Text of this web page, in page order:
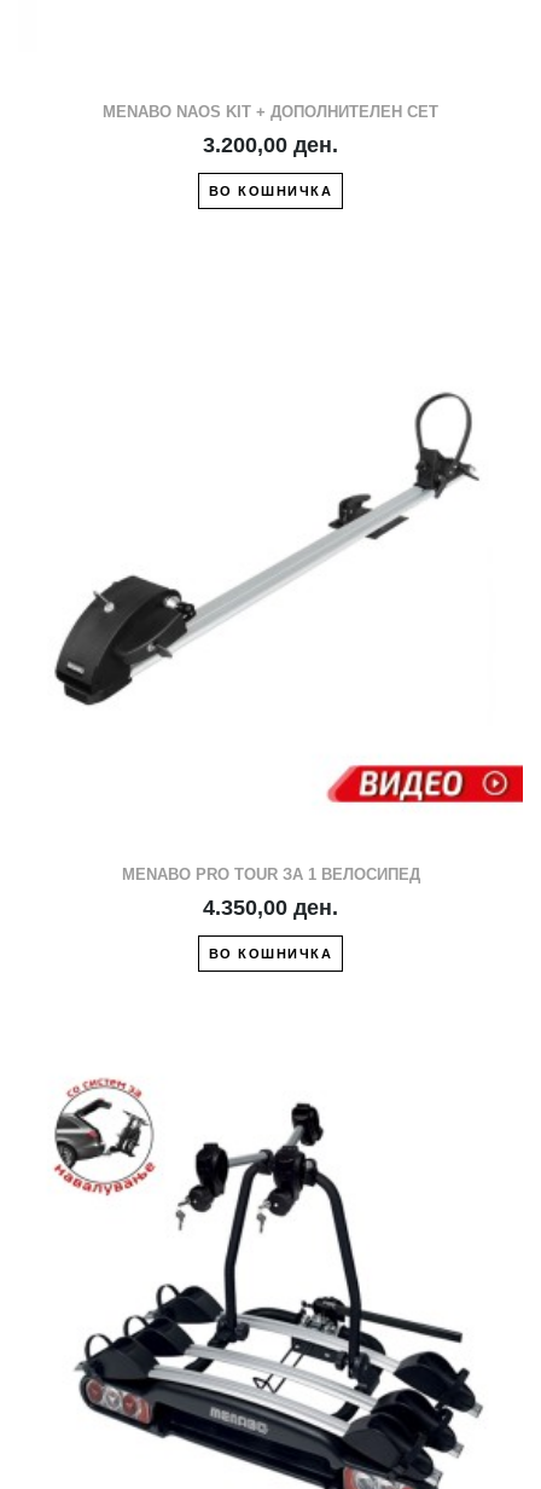
MENABO NAOS KIT + ДОПОЛНИТЕЛЕН СЕТ
3.200,00 ден.
ВО КОШНИЧКА
MENABO PRO TOUR ЗА 1 ВЕЛОСИПЕД
4.350,00 ден.
ВО КОШНИЧКА